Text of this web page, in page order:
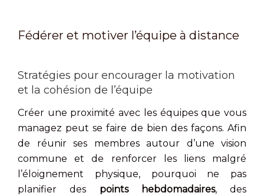
Fédérer et motiver l’équipe à distance
Stratégies pour encourager la motivation
et la cohésion de l’équipe
Créer une proximité avec les équipes que vous
managez peut se faire de bien des façons. Afin
de réunir ses membres autour d’une vision
commune et de renforcer les liens malgré
l’éloignement physique, pourquoi ne pas
planifier des points hebdomadaires, des